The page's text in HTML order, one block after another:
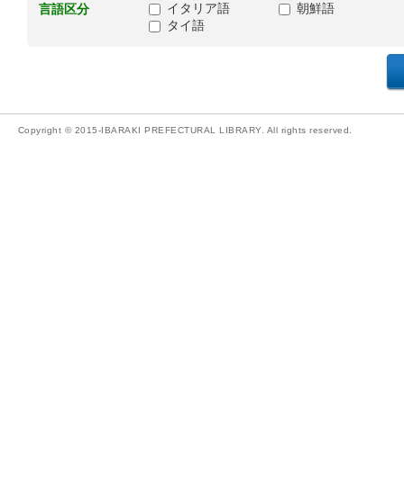
言語区分
イタリア語
朝鮮語
タイ語
Copyright © 2015-IBARAKI PREFECTURAL LIBRARY. All rights reserved.